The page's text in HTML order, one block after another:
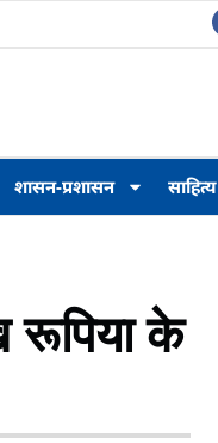
शासन-प्रशासन साहित्य
रूपिया के